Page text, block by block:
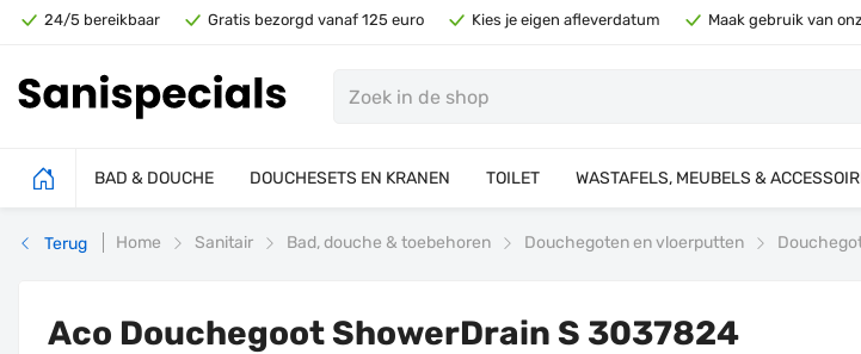
24/5 bereikbaar Gratis bezorgd vanaf 125 euro Kies je eigen afleverdatum Maak gebruik van
BAD & DOUCHE DOUCHESETS EN KRANEN TOILET WASTAFELS, MEUBELS &
Terug Home Sanitair Bad, douche & toebehoren Douchegoten en vloerputten
Aco Douchegoot ShowerDrain S 3037824